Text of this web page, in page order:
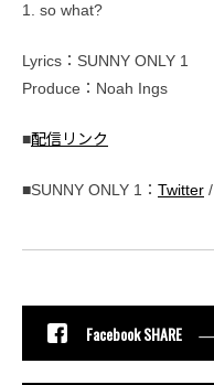
1. so what?
Lyrics：SUNNY ONLY 1
Produce：Noah Ings
■配信リンク
■SUNNY ONLY 1： Twitter /
Facebook SHARE